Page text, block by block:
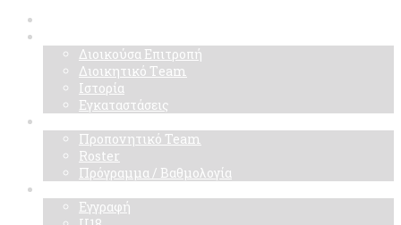
Διοικούσα Επιτροπή
Διοικητικό Τeam
Ιστορία
Εγκαταστάσεις
Προπονητικό Team
Roster
Πρόγραμμα / Βαθμολογία
Εγγραφή